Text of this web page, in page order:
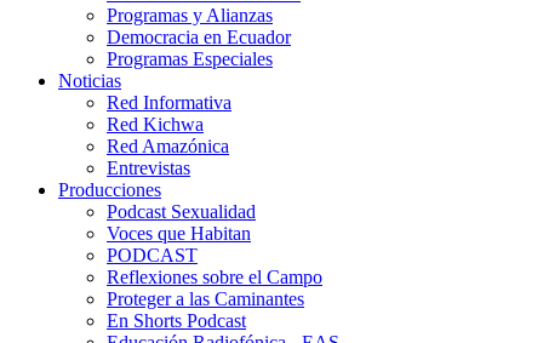
Programas y Alianzas
Democracia en Ecuador
Programas Especiales
Noticias
Red Informativa
Red Kichwa
Red Amazónica
Entrevistas
Producciones
Podcast Sexualidad
Voces que Habitan
PODCAST
Reflexiones sobre el Campo
Proteger a las Caminantes
En Shorts Podcast